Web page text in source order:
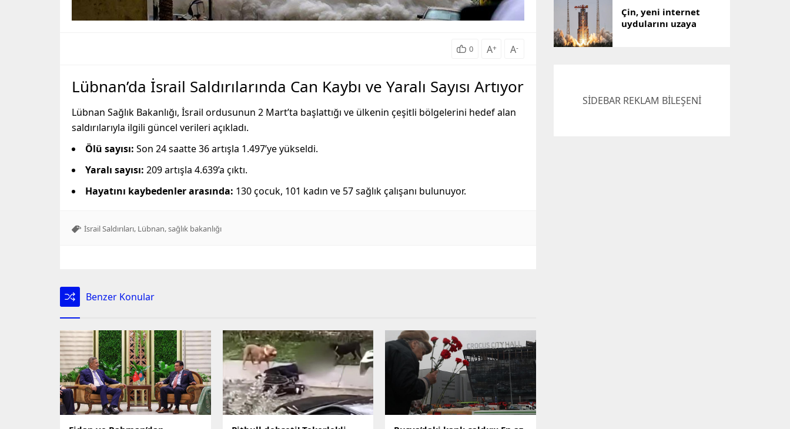
0 A+ A-
Lübnan’da İsrail Saldırılarında Can Kaybı ve Yaralı Sayısı Artıyor
Lübnan Sağlık Bakanlığı, İsrail ordusunun 2 Mart’ta başlattığı ve ülkenin çeşitli bölgelerini hedef alan
saldırılarıyla ilgili güncel verileri açıkladı.
Ölü sayısı: Son 24 saatte 36 artışla 1.497’ye yükseldi.
Yaralı sayısı: 209 artışla 4.639’a çıktı.
Hayatını kaybedenler arasında: 130 çocuk, 101 kadın ve 57 sağlık çalışanı bulunuyor.
İsrail Saldırıları, Lübnan,sağlık bakanlığı
Benzer Konular
Çin, yeni internet
uydularını uzaya
SİDEBAR REKLAM BİLEŞENİ